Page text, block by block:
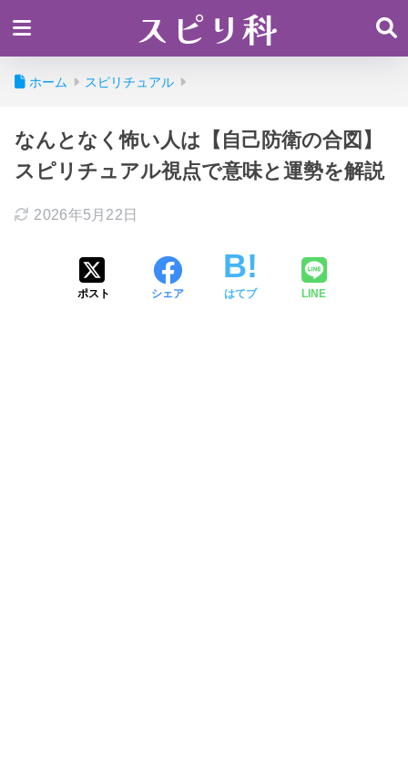
スピリ科
ホーム スピリチュアル
なんとなく怖い人は【自己防衛の合図】
スピリチュアル視点で意味と運勢を解説
2026年5月22日
ポスト シェア はてブ LINE